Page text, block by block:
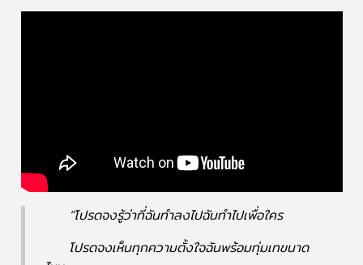
“โปรดจงรู้ว่าที่ฉันทำลงไปฉันทำไปเพื่อใคร
โปรดจงเห็นทุกความตั้งใจฉันพร้อมทุ่มเทขนาด